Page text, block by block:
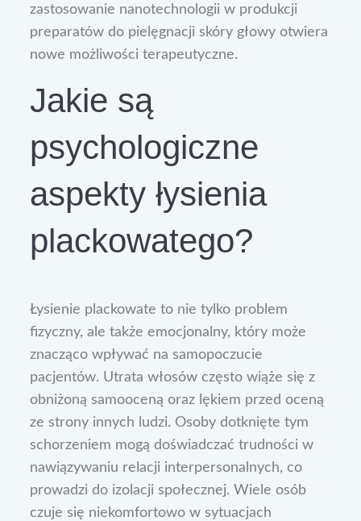
zastosowanie nanotechnologii w produkcji
preparatów do pielęgnacji skóry głowy otwiera
nowe możliwości terapeutyczne.
Jakie są
psychologiczne
aspekty łysienia
plackowatego?
Łysienie plackowate to nie tylko problem
fizyczny, ale także emocjonalny, który może
znacząco wpływać na samopoczucie
pacjentów. Utrata włosów często wiąże się z
obniżoną samooceną oraz lękiem przed oceną
ze strony innych ludzi. Osoby dotknięte tym
schorzeniem mogą doświadczać trudności w
nawiązywaniu relacji interpersonalnych, co
prowadzi do izolacji społecznej. Wiele osób
czuje się niekomfortowo w sytuacjach